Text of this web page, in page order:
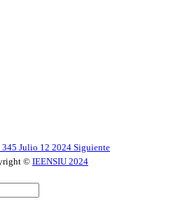
Julio 12 2024 Siguiente
© IEENSIU 2024